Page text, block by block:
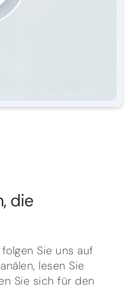
die
Sie uns auf
lesen Sie
Sie sich für den